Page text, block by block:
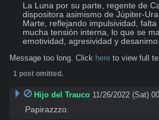
La Luna por su parte, regente de
dispositora asimismo de Júpiter-
Marte, reflejando impulsividad,
mucha tensión interna, lo que se
Message too long. Click here to view full
1 post omitted.
Hijo del Trauco 11/26/2022 (Sat)
Papirazzzo.